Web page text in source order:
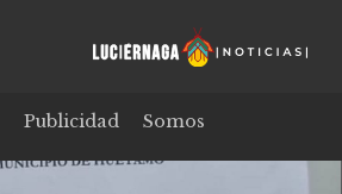
Publicidad Somos